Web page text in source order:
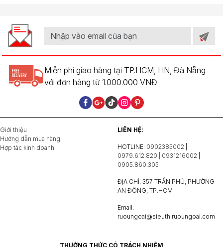
Miễn phí giao hàng tại TP.HCM, HN, Đà Nẵng
với đơn hàng từ 1.000.000 VNĐ
Giới thiệu
Hướng dẫn mua hàng
Hợp tác kinh doanh
LIÊN HỆ:
HOTLINE: 0902385002
0979.612.820 | 0931216002
0905.860.305
ĐỊA CHỈ: 357 TRẦN PHÚ, PHƯỜNG
AN ĐÔNG, TP.HCM
Email:
ruoungoai@sieuthiruoungoai.com
THƯỞNG THỨC CÓ TRÁCH NHIỆM